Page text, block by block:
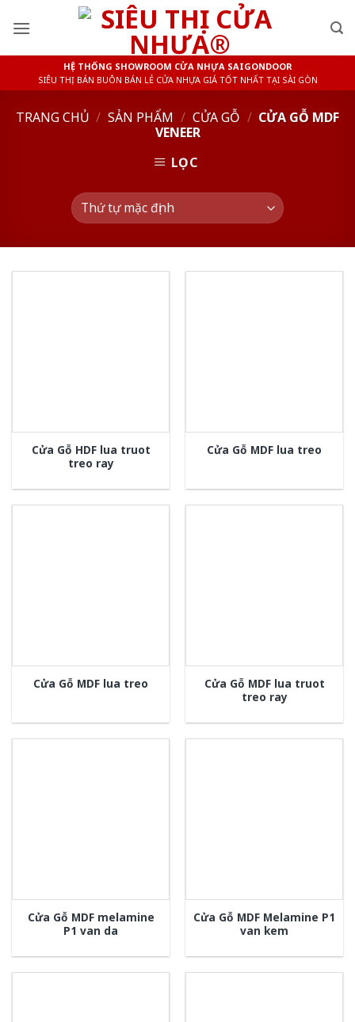
HỆ THỐNG SHOWROOM CỬA NHỰA SAIGONDOOR
SIÊU THỊ BÁN BUÔN BÁN LẺ CỬA NHỰA GIÁ TỐT NHẤT TẠI SÀI GÒN
TRANG CHỦ / SẢN PHẨM / CỬA GỖ / CỬA GỖ MDF
VENEER
LỌC
Cửa Gỗ HDF lua truot
treo ray
Cửa Gỗ MDF lua treo
Cửa Gỗ MDF lua treo
Cửa Gỗ MDF lua truot
treo ray
Cửa Gỗ MDF melamine
P1 van da
Cửa Gỗ MDF Melamine P1
van kem